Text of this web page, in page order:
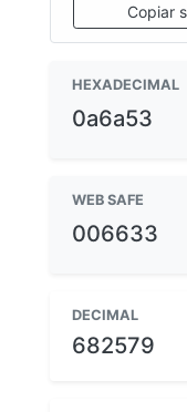
Copiar
HEXADECIMAL
0a6a53
WEB SAFE
006633
DECIMAL
682579